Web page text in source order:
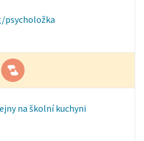
psycholožka
na školní kuchyni